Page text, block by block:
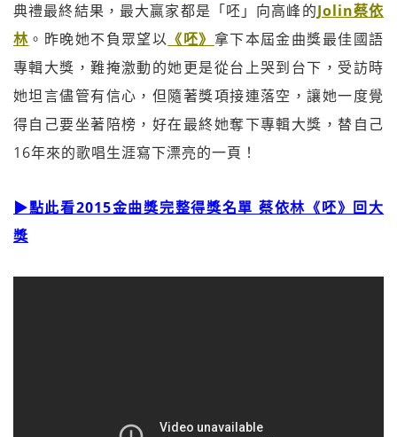
典禮最終結果，最大贏家都是「呸」向高峰的Jolin蔡依
林 。昨晚她不負眾望以 《呸》 拿下本屆金曲獎最佳國語
專輯大獎，難掩激動的她更是從台上哭到台下，受訪時
她坦言儘管有信心，但隨著獎項接連落空，讓她一度覺
得自己要坐著陪榜，好在最終她奪下專輯大獎，替自己
16年來的歌唱生涯寫下漂亮的一頁！
▶點此看2015金曲獎完整得獎名單 蔡依林《呸》回大
獎